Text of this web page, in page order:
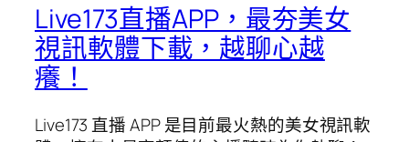
Live173直播APP，最夯美女
視訊軟體下載，越聊心越
癢！
Live173 直播 APP 是目前最火熱的美女視訊軟